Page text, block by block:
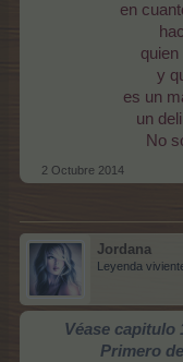
en
y
es un
un
No
2 Octubre 2014
Jordana
Leyenda
Véase capitulo
Primero